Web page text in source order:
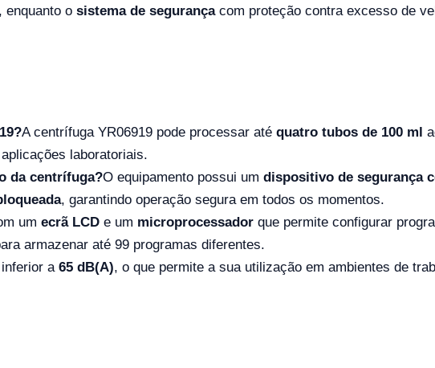
enquanto o sistema de segurançacom proteção contra excesso de
A centrífuga YR06919 pode processar até quatro tubos de 100 ml
laboratoriais.
da centrífuga?O equipamento possui um dispositivo de segurança
, garantindo operação segura em todos os momentos.
um ecrã LCD e um microprocessador que permite configurar
armazenar até 99 programas diferentes.
a 65 dB(A), o que permite a sua utilização em ambientes de